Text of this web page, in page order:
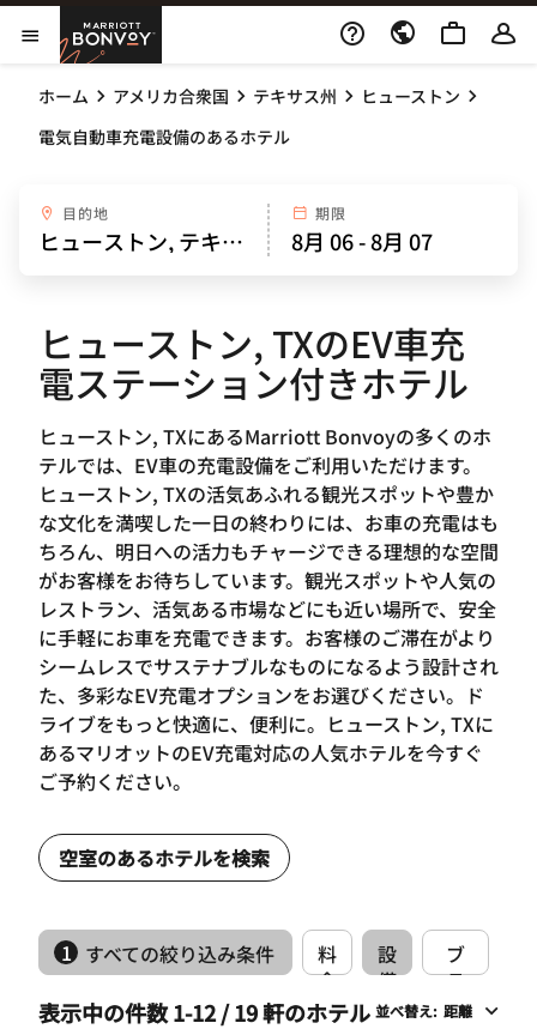
Skip to Content
メニューを開く
Marriott Bonvoy
ホーム アメリカ合衆国 テキサス州
ヒューストン
電気自動車充電設備のあるホテル
目的地 期限
ヒューストン, TXのEV車充
電ステーション付きホテル
ヒューストン, TXにあるMarriott Bonvoyの多くのホ
テルでは、EV車の充電設備をご利用いただけます。
ヒューストン, TXの活気あふれる観光スポットや豊か
な文化を満喫した一日の終わりには、お車の充電はも
ちろん、明日への活力もチャージできる理想的な空間
がお客様をお待ちしています。観光スポットや人気の
レストラン、活気ある市場などにも近い場所で、安全
に手軽にお車を充電できます。お客様のご滞在がより
シームレスでサステナブルなものになるよう設計され
た、多彩なEV充電オプションをお選びください。ド
ライブをもっと快適に、便利に。ヒューストン, TXに
あるマリオットのEV充電対応の人気ホテルを今すぐ
ご予約ください。
空室のあるホテルを検索
1 すべての絞り込み条件
料
金
設
備
ブ
ラ
ン
表示中の件数 1-12 / 19 軒のホテル 並べ替え: 距離